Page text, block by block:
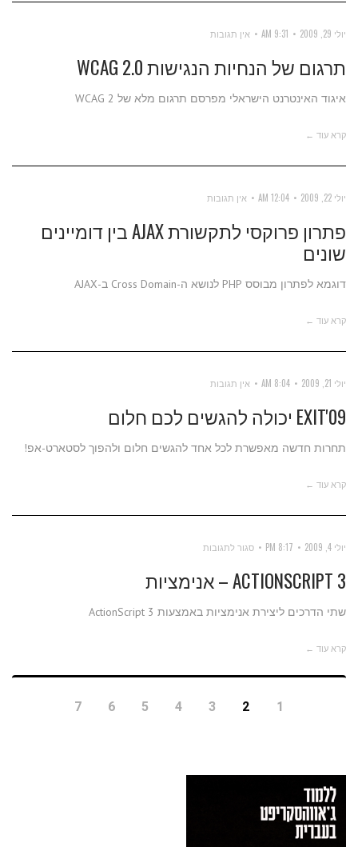
יולי 29, 2009 9:31 AM אין תגובות
תרגום של הנחיות הנגישות WCAG 2.0
איגוד האינטרנט הישראלי מפרסם תרגום מלא של WCAG 2
קרא עוד ←
יולי 22, 2009 12:04 AM אין תגובות
פתרון פרוקסי לתקשורת AJAX בין דומיינים
שונים
דוגמא לפתרון מבוסס PHP לנושא ה-Cross Domain ב-AJAX
קרא עוד ←
יולי 21, 2009 8:04 AM אין תגובות
EXIT'09 יכולה להגשים לכם חלום
תחרות חדשה מאפשרת לכל אחד להגשים חלום ולהפוך לסטארט-אפ!
קרא עוד ←
יולי 4, 2009 8:17 PM סגור לתגובותעל
3
–
ACTIONSCRIPT 3 – אנימציות
שתי הדרכים ליצירת אנימציות באמצעות ActionScript 3
קרא עוד ←
1
2
3
4
5
6
7